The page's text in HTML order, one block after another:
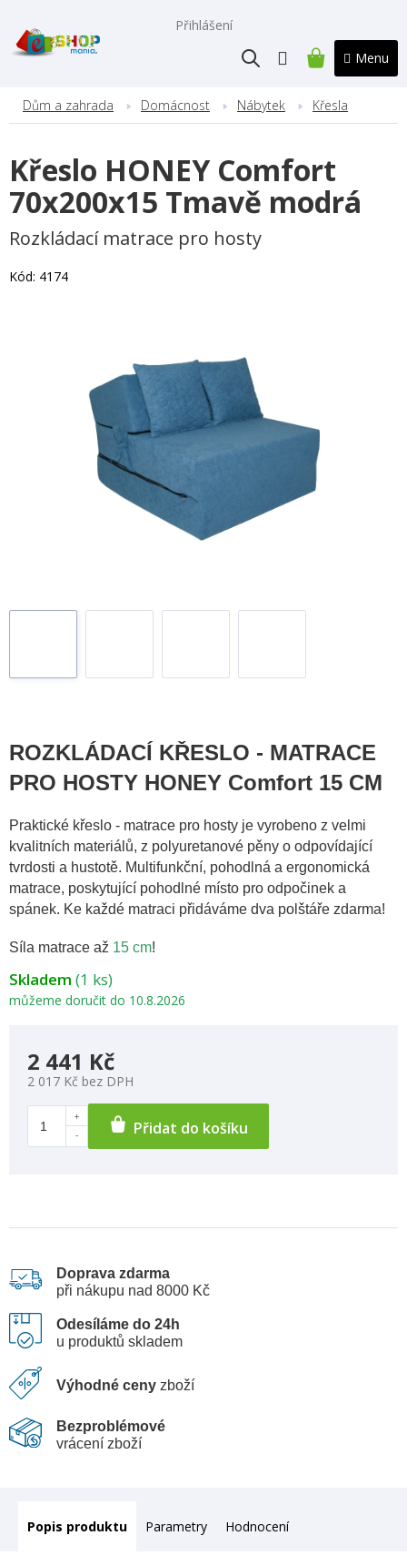
obsah
Přihlášení
NÁKUPNÍ
Dům a zahrada Domácnost Nábytek Křesla
Křeslo HONEY Comfort
70x200x15 Tmavě modrá
Rozkládací matrace pro hosty
Kód: 4174
Skladem (1 ks)
můžeme doručit do 10.8.2026
ROZKLÁDACÍ KŘESLO - MATRACE
PRO HOSTY HONEY Comfort 15 CM
Praktické křeslo - matrace pro hosty je vyrobeno z velmi
kvalitních materiálů, z polyuretanové pěny o odpovídající
tvrdosti a hustotě. Multifunkční, pohodlná a ergonomická
matrace, poskytující pohodlné místo pro odpočinek a
spánek. Ke každé matraci přidáváme dva polštáře zdarma!
Síla matrace až 15 cm!
2 441 Kč
2 017 Kč bez DPH
Přidat do košíku
Doprava zdarma
při nákupu nad 8000 Kč
Odesíláme do 24h
u produktů skladem
Výhodné ceny zboží
Bezproblémové
vrácení zboží
Popis Parametry Hodnocení